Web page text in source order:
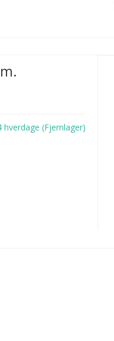
hverdage (Fjernlager)